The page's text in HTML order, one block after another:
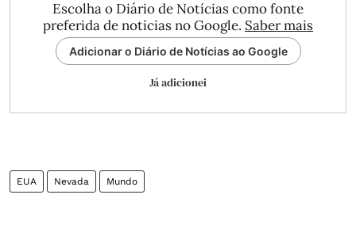
Escolha o Diário de Notícias como fonte
preferida de notícias no Google. Saber mais
Adicionar o Diário de Notícias ao Google
Já adicionei
EUA Nevada Mundo